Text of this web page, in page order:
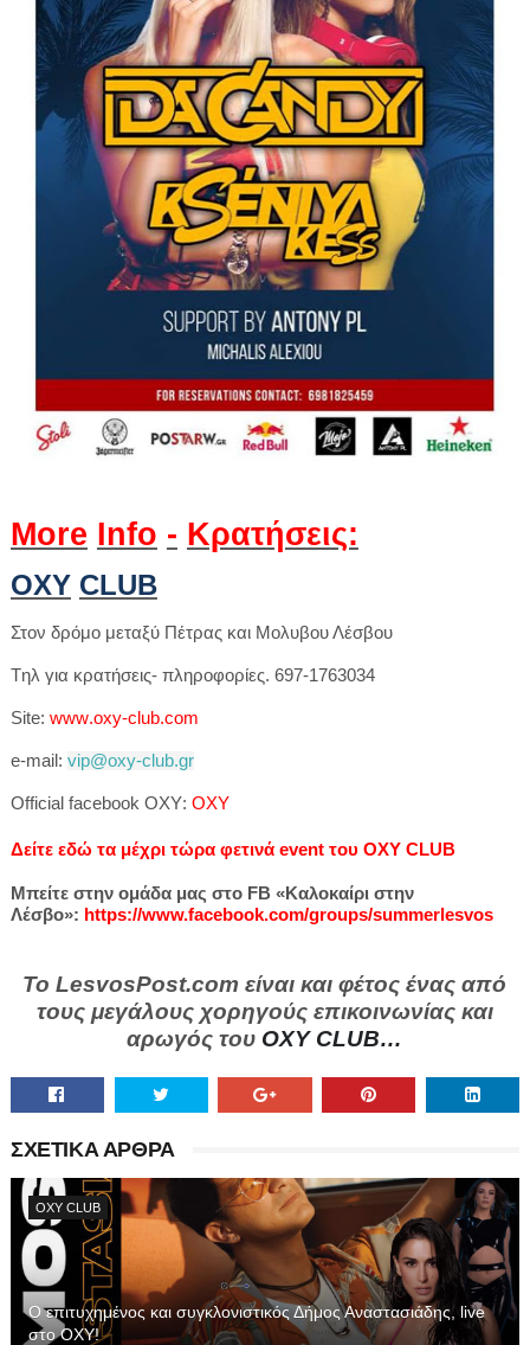
More Info - Κρατήσεις:
OXY CLUB
Στον δρόμο μεταξύ Πέτρας και Μολυβου Λέσβου
Tηλ για κρατήσεις- πληροφορίες. 697-1763034
Site: www.oxy-club.com
e-mail : vip@oxy-club.gr
Official facebook OXY: OXY
Δείτε εδώ τα μέχρι τώρα φετινά event του OXY CLUB
Μπείτε στην ομάδα μας στο FB «Καλοκαίρι στην
Λέσβο»: https://www.facebook.com/groups/summerlesvos
Το LesvosPost.com είναι και φέτος ένας από
τους μεγάλους χορηγούς επικοινωνίας και
αρωγός του OXY CLUB…
ΣΧΕΤΙΚΑ ΑΡΘΡΑ
OXY CLUB
Ο επιτυχημένος και συγκλονιστικός Δήμος Αναστασιάδης, live
στο OXY!